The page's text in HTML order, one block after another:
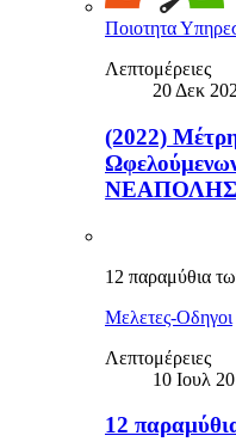
Ποιοτητα
Λεπτομέρειες
20 Δεκ
(2022)
ΝΕΑΠΟΛΗΣ
12 παραμύθια
Μελετες-Οδηγοι
Λεπτομέρειες
10 Ιουλ
12